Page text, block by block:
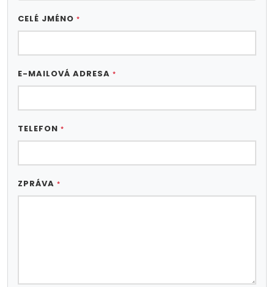
CELÉ JMÉNO *
E-MAILOVÁ ADRESA *
TELEFON *
ZPRÁVA *